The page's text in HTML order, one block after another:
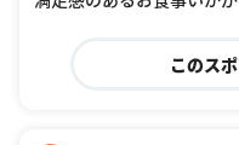
このス